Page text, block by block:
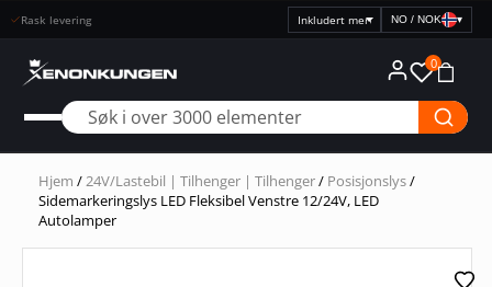
Rask levering
Velg
NO / NOK ▾
0
Hjem /24V/Lastebil | Tilhenger | Tilhenger/ Posisjonslys/
Sidemarkeringslys LED Fleksibel Venstre 12/24V, LED
Autolamper